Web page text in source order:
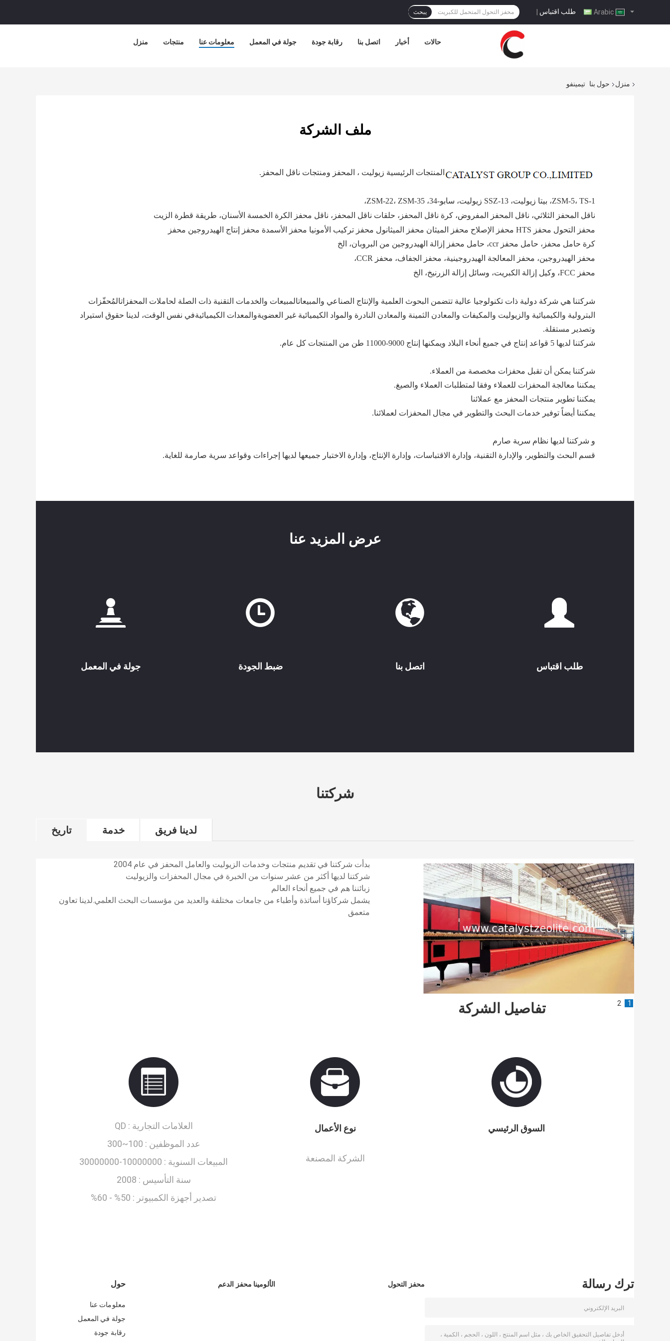
طلب اقتباس | يبحث
منزل منتجات معلومات عنا جولة في المعمل رقابة جودة اتصل بنا أخبار حالات
منزل حول بنا تيمينفو
ملف الشركة
المنتجات الرئيسية زيوليت ، المحفز ومنتجات ناقل المحفز.
ZSM-5، TS-1، بيتا زيوليت، SSZ-13 زيوليت، سابو-34، ZSM-22، ZSM-35،
ناقل المحفز الثلاثي، ناقل المحفز المفروض، كرة ناقل المحفز، حلقات ناقل المحفز، ناقل محفز الكرة الخمسة الأسنان، طريقة قطرة الزيت
محفز التحول محفز HTS محفز الإصلاح محفز الميثان محفز الميثانول محفز تركيب الأمونيا محفز الأسمدة محفز إنتاج الهيدروجين محفز
كرة حامل محفز، حامل محفز ccr، حامل محفز إزالة الهيدروجين من البروبان، الخ
محفز الهيدروجين، محفز المعالجة الهيدروجينية، محفز الجفاف، محفز CCR،
محفز FCC، وكيل إزالة الكبريت، وسائل إزالة الزرنيخ، الخ
شركتنا هي شركة دولية ذات تكنولوجيا عالية تتضمن البحوث العلمية والإنتاج الصناعي والمبيعاتالمبيعات والخدمات التقنية ذات الصلة لحاملات المحفزاتالمُحفّزات
البترولية والكيميائية والزيوليت والمكيفات والمعادن الثمينة والمعادن النادرة والمواد الكيميائية غير العضويةوالمعدات الكيميائيةفي نفس الوقت، لدينا حقوق استيراد
وتصدير مستقلة.
شركتنا لديها 5 قواعد إنتاج في جميع أنحاء البلاد ويمكنها إنتاج 9000-11000 طن من المنتجات كل عام.
شركتنا يمكن أن تقبل محفزات مخصصة من العملاء.
يمكننا معالجة المحفزات للعملاء وفقا لمتطلبات العملاء والصيغ.
يمكننا تطوير منتجات المحفز مع عملائنا
يمكننا أيضاً توفير خدمات البحث والتطوير في مجال المحفزات لعملائنا.
و شركتنا لديها نظام سرية صارم
قسم البحث والتطوير، والإدارة التقنية، وإدارة الاقتباسات، وإدارة الإنتاج، وإدارة الاختبار جميعها لديها إجراءات وقواعد سرية صارمة للغاية.
عرض المزيد عنا
جولة في المعمل ضبط الجودة اتصل بنا طلب اقتباس
شركتنا
تاريخ خدمة لدينا فريق
بدأت شركتنا في تقديم منتجات وخدمات الزيوليت والعامل المحفز في عام 2004
شركتنا لديها أكثر من عشر سنوات من الخبرة في مجال المحفزات والزيوليت
زبائننا هم في جميع أنحاء العالم
يشمل شركاؤنا أساتذة وأطباء من جامعات مختلفة والعديد من مؤسسات البحث العلمي.لدينا تعاون
متعمق
1
2 تفاصيل الشركة
السوق الرئيسي نوع الأعمال
الشركة المصنعة
العلامات التجارية : QD
عدد الموظفين : 100~300
المبيعات السنوية : 10000000-30000000
سنة التأسيس : 2008
تصدير أجهزة الكمبيوتر : 50% - 60%
حول
معلومات عنا
جولة في المعمل
رقابة جودة
الألومينا محفز الدعم محفز التحول ترك رسالة